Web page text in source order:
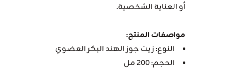
أو العناية الشخصية.
مواصفات المنتج:
النوع: زيت جوز الهند البكر العضوي
الحجم: 200 مل